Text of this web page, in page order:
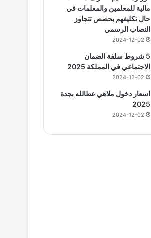
مالية للمعلمين والمعلمات في
حال تكليفهم بحصص تتجاوز
النصاب الرسمي
2024-12-02
5 شروط سلفة الضمان
الاجتماعي في المملكة 2025
2024-12-02
اسعار دخول ملاهي عطالله بجدة
2025
2024-12-02